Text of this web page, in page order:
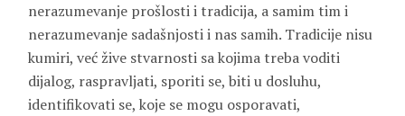
nerazumevanje prošlosti i tradicija, a samim tim i
nerazumevanje sadašnjosti i nas samih. Tradicije nisu
kumiri, već žive stvarnosti sa kojima treba voditi
dijalog, raspravljati, sporiti se, biti u dosluhu,
identifikovati se, koje se mogu osporavati,